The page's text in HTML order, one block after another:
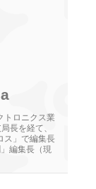
トロニクス業
長を経て、
ス」で編集長
編集長（現